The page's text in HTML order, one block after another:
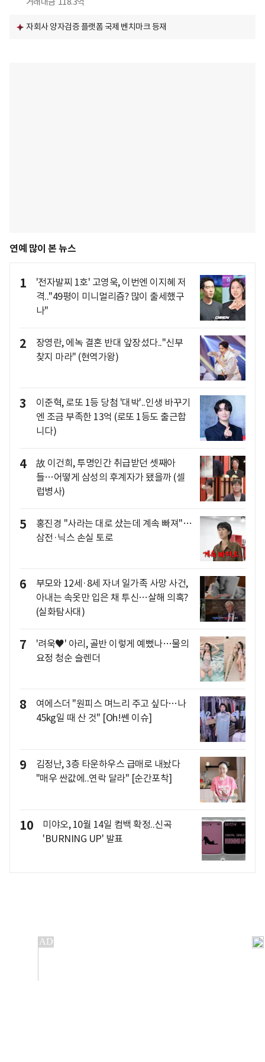
자회사 양자검증 플랫폼 국제 벤치마크 등재
연예 많이 본 뉴스
1
'전자발찌 1호' 고영욱, 이번엔 이지혜 저
격.."49평이 미니멀리즘? 많이 출세했구
나"
2
장영란, 에녹 결혼 반대 앞장섰다.."신부
찾지 마라" (현역가왕)
3
이준혁, 로또 1등 당첨 '대박'..인생 바꾸기
엔 조금 부족한 13억 (로또 1등도 출근합
니다)
4
故 이건희, 투명인간 취급받던 셋째아
들…어떻게 삼성의 후계자가 됐을까 (셀
럽병사)
5
홍진경 "사라는 대로 샀는데 계속 빠져"…
삼전·닉스 손실 토로
6
부모와 12세·8세 자녀 일가족 사망 사건,
아내는 속옷만 입은 채 투신…살해 의혹?
(실화탐사대)
7
'려욱♥' 아리, 골반 이렇게 예뻤나…물의
요정 청순 슬렌더
8
여에스더 "원피스 며느리 주고 싶다…나
45kg일 때 산 것" [Oh!쎈 이슈]
9
김정난, 3층 타운하우스 급매로 내놨다
"매우 싼값에..연락 달라" [순간포착]
10
미야오, 10월 14일 컴백 확정..신곡
'BURNING UP' 발표